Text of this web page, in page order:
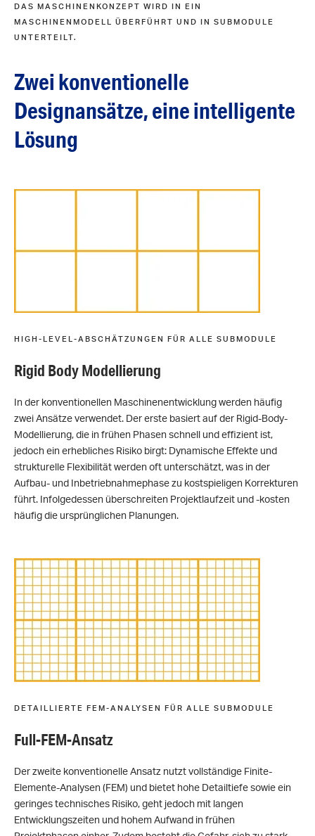
DAS MASCHINENKONZEPT WIRD IN EIN
MASCHINENMODELL ÜBERFÜHRT UND IN SUBMODULE
UNTERTEILT.
Zwei konventionelle
Designansätze, eine intelligente
Lösung
HIGH-LEVEL-ABSCHÄTZUNGEN FÜR ALLE SUBMODULE
Rigid Body Modellierung
In der konventionellen Maschinenentwicklung werden häufig
zwei Ansätze verwendet. Der erste basiert auf der Rigid-Body-
Modellierung, die in frühen Phasen schnell und effizient ist,
jedoch ein erhebliches Risiko birgt: Dynamische Effekte und
strukturelle Flexibilität werden oft unterschätzt, was in der
Aufbau- und Inbetriebnahmephase zu kostspieligen Korrekturen
führt. Infolgedessen überschreiten Projektlaufzeit und -kosten
häufig die ursprünglichen Planungen.
DETAILLIERTE FEM-ANALYSEN FÜR ALLE SUBMODULE
Full-FEM-Ansatz
Der zweite konventionelle Ansatz nutzt vollständige Finite-
Elemente-Analysen (FEM) und bietet hohe Detailtiefe sowie ein
geringes technisches Risiko, geht jedoch mit langen
Entwicklungszeiten und hohem Aufwand in frühen